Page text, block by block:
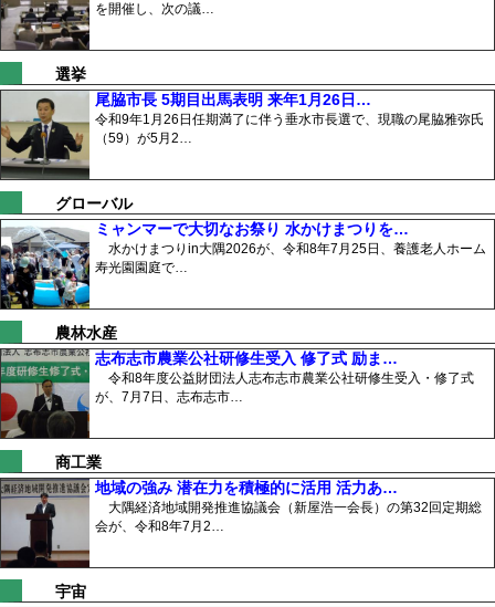
を開催し、次の議…
選挙
尾脇市長 5期目出馬表明 来年1月26日…
令和9年1月26日任期満了に伴う垂水市長選で、現職の尾脇雅弥氏
（59）が5月2…
グローバル
ミャンマーで大切なお祭り 水かけまつりを…
水かけまつりin大隅2026が、令和8年7月25日、養護老人ホーム
寿光園園庭で…
農林水産
志布志市農業公社研修生受入 修了式 励ま…
令和8年度公益財団法人志布志市農業公社研修生受入・修了式
が、7月7日、志布志市…
商工業
地域の強み 潜在力を積極的に活用 活力あ…
大隅経済地域開発推進協議会（新屋浩一会長）の第32回定期総
会が、令和8年7月2…
宇宙